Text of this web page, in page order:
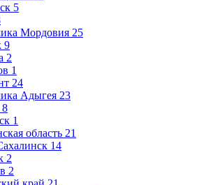
5
Мордовия 25
9
2
1
24
Адыгея 23
8
1
область 21
14
2
2